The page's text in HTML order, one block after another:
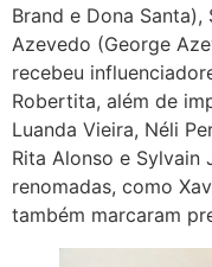
Brand e Dona
Azevedo (George
recebeu
Robertita, além de
Luanda Vieira, Néli
Rita Alonso e Sylvain
renomadas, como
também marcaram